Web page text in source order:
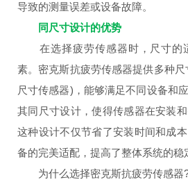
导致的测量误差或设备故障。
同尺寸设计的优势
在选择疲劳传感器时，尺寸的
素。密克斯抗疲劳传感器提供多种
尺寸传感器)，能够满足不同设备和
其同尺寸设计，使得传感器在安装和
这种设计不仅节省了安装时间和成
备的完美适配，提高了整体系统的稳
为什么选择密克斯抗疲劳传感器